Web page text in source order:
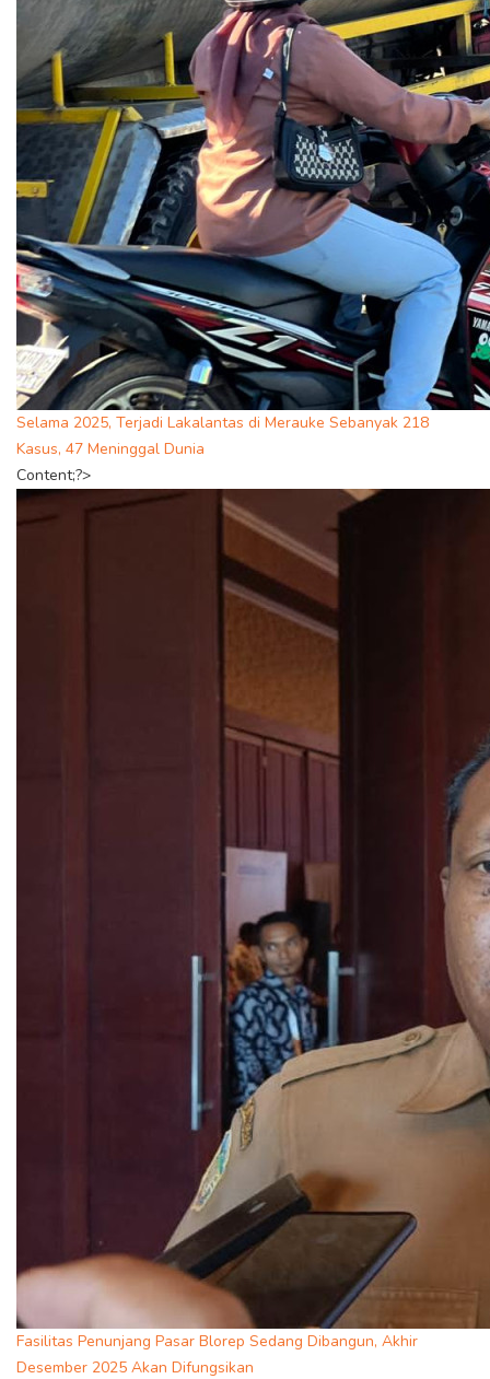
Selama 2025, Terjadi Lakalantas di Merauke Sebanyak 218
Kasus, 47 Meninggal Dunia
Content;?>
Fasilitas Penunjang Pasar Blorep Sedang Dibangun, Akhir
Desember 2025 Akan Difungsikan